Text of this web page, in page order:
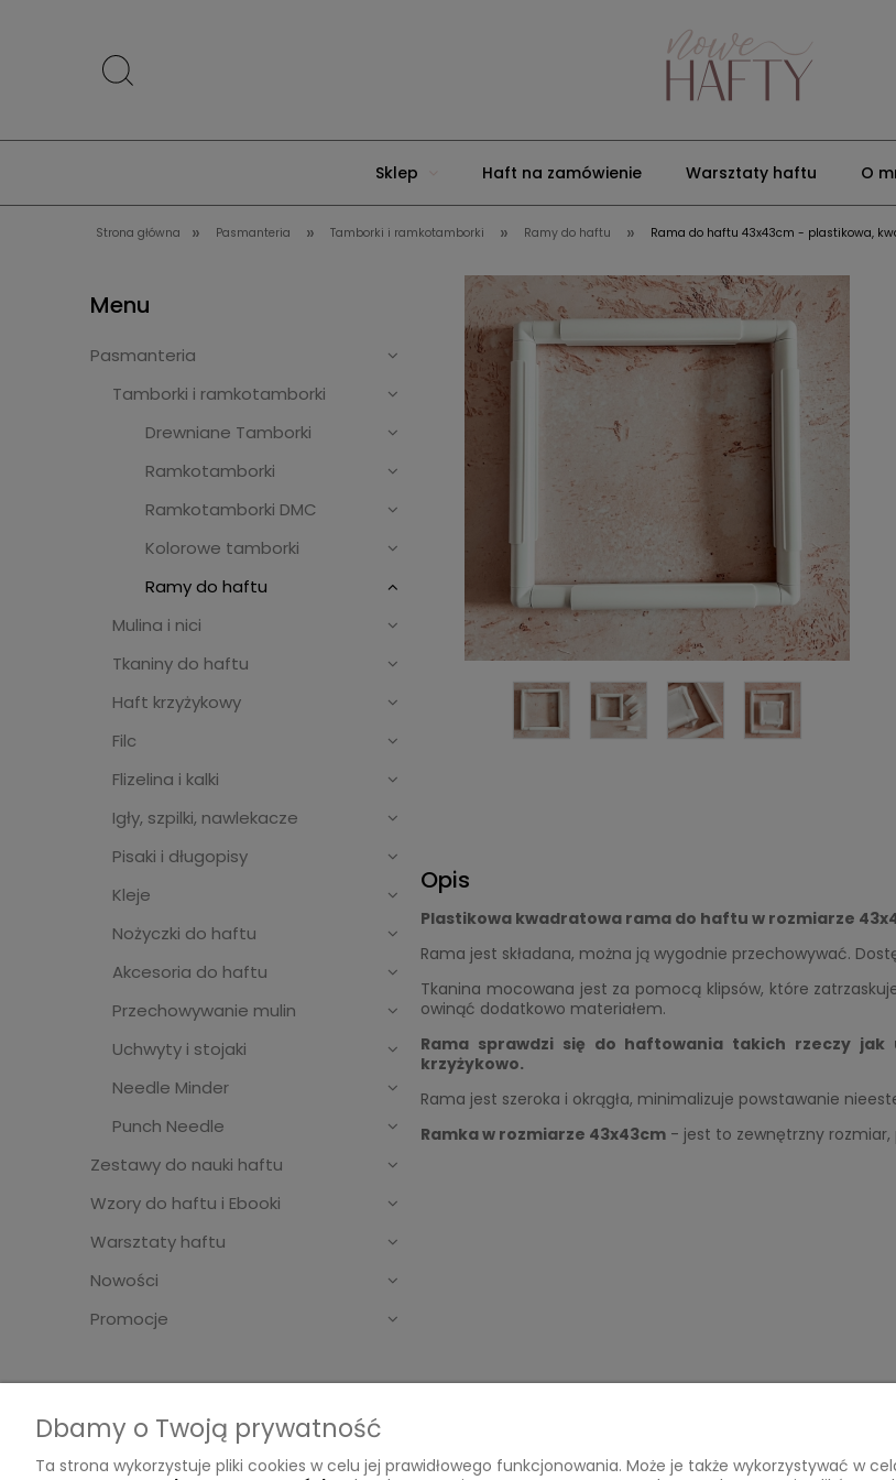
Sklep Haft na zamówienie Warsztaty haftu O
Strona główna » Pasmanteria » Tamborki i ramkotamborki » Ramy do haftu » Rama do haftu 43x43cm - plastikowa,
Menu
Pasmanteria
Tamborki i ramkotamborki
Drewniane Tamborki
Ramkotamborki
Ramkotamborki DMC
Kolorowe tamborki
Ramy do haftu
Mulina i nici
Tkaniny do haftu
Haft krzyżykowy
Filc
Flizelina i kalki
Igły, szpilki, nawlekacze
Pisaki i długopisy
Kleje
Nożyczki do haftu
Akcesoria do haftu
Przechowywanie mulin
Uchwyty i stojaki
Needle Minder
Punch Needle
Zestawy do nauki haftu
Wzory do haftu i Ebooki
Warsztaty haftu
Nowości
Promocje
Opis
Plastikowa kwadratowa rama do haftu w rozmiarze
Rama jest składana, można ją wygodnie przechowywać.
Tkanina mocowana jest za pomocą klipsów, które
owinąć dodatkowo materiałem.
Rama sprawdzi się do haftowania takich rzeczy
krzyżykowo.
Rama jest szeroka i okrągła, minimalizuje powstawanie
Ramka w rozmiarze 43x43cm - jest to zewnętrzny
Ważne sprawy Informacje o zakupach Tu mnie
Dbamy o Twoją prywatność
Ta strona wykorzystuje pliki cookies w celu jej prawidłowego funkcjonowania. Może je także wykorzystywać